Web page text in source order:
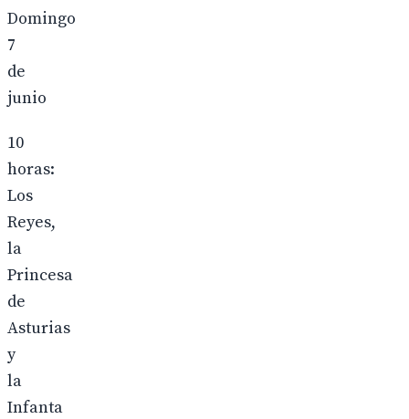
Domingo
7
de
junio
10
horas:
Los
Reyes,
la
Princesa
de
Asturias
y
la
Infanta